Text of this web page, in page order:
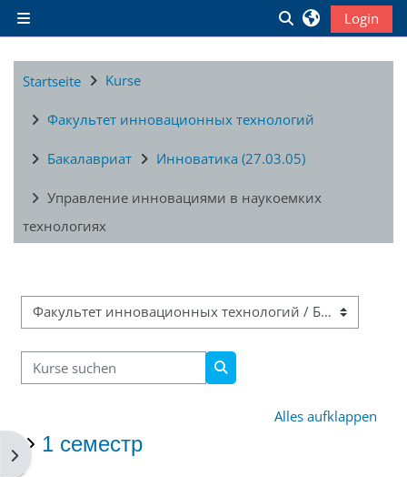
Zum Hauptinhalt
Website-Übersicht
Sucheingabe
Login
Blockleiste öffnen
Startseite Kurse
Факультет инновационных технологий
Бакалавриат Инноватика (27.03.05)
Управление инновациями в наукоемких
технологиях
Kursbereiche
Kurse suchen
Kurse suchen
Alles aufklappen
1 семестр